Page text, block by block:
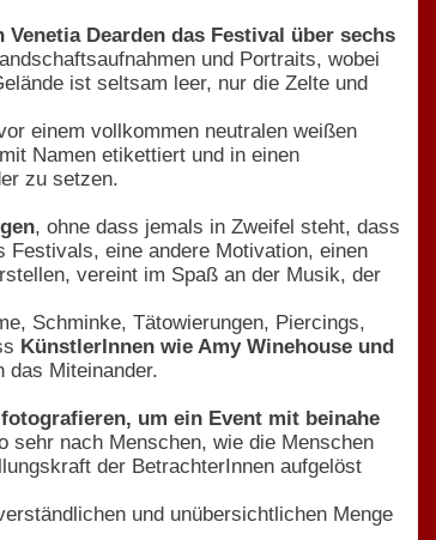
Dearden das Festival über sechs
und Portraits, wobei
ist seltsam leer, nur die Zelte und
einem vollkommen neutralen weißen
Namen etikettiert und in einen
zu setzen.
, ohne dass jemals in Zweifel steht, dass
Festivals, eine andere Motivation, einen
vereint im Spaß an der Musik, der
Schminke, Tätowierungen, Piercings,
KünstlerInnen wie Amy Winehouse und
das Miteinander.
um ein Event mit beinahe
sehr nach Menschen, wie die Menschen
der BetrachterInnen aufgelöst
und unübersichtlichen Menge